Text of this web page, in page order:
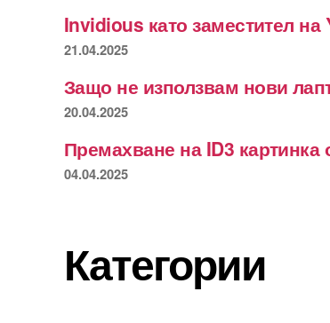
Invidious като заместител на
21.04.2025
Защо не използвам нови
20.04.2025
Премахване на ID3
04.04.2025
Категории